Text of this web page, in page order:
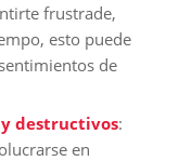
frustrade,
esto puede
de
destructivos:
en